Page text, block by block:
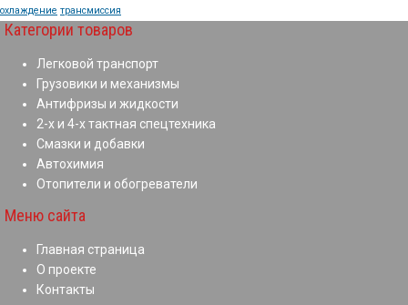
охлаждение трансмиссия
Категории товаров
Легковой транспорт
Грузовики и механизмы
Антифризы и жидкости
2-х и 4-х тактная спецтехника
Смазки и добавки
Автохимия
Отопители и обогреватели
Меню сайта
Главная страница
О проекте
Контакты